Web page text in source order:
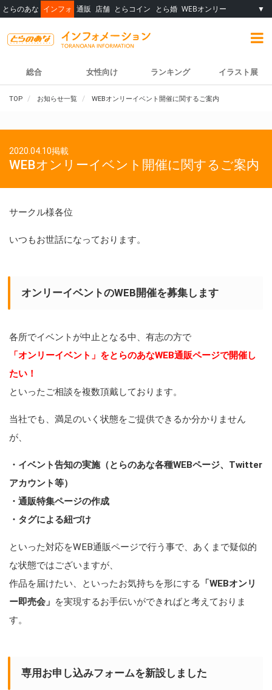
とらのあな インフォ 通販 店舗 とらコイン とら婚 WEBオンリー ▼
総合 女性向け ランキング イラスト展
TOP お知らせ一覧 WEBオンリーイベント開催に関するご案内
2020.04.10掲載
WEBオンリーイベント開催に関するご案内
サークル様各位
いつもお世話になっております。
オンリーイベントのWEB開催を募集します
各所でイベントが中止となる中、有志の方で
「オンリーイベント」をとらのあなWEB通販ページで開催し
たい！
といったご相談を複数頂戴しております。
当社でも、満足のいく状態をご提供できるか分かりません
が、
・イベント告知の実施（とらのあな各種WEBページ、Twitter
アカウント等）
・通販特集ページの作成
・タグによる紐づけ
といった対応をWEB通販ページで行う事で、あくまで疑似的
な状態ではございますが、
作品を届けたい、といったお気持ちを形にする
「WEBオンリ
ー即売会」 を実現するお手伝いができればと考えておりま
す。
専用お申し込みフォームを新設しました